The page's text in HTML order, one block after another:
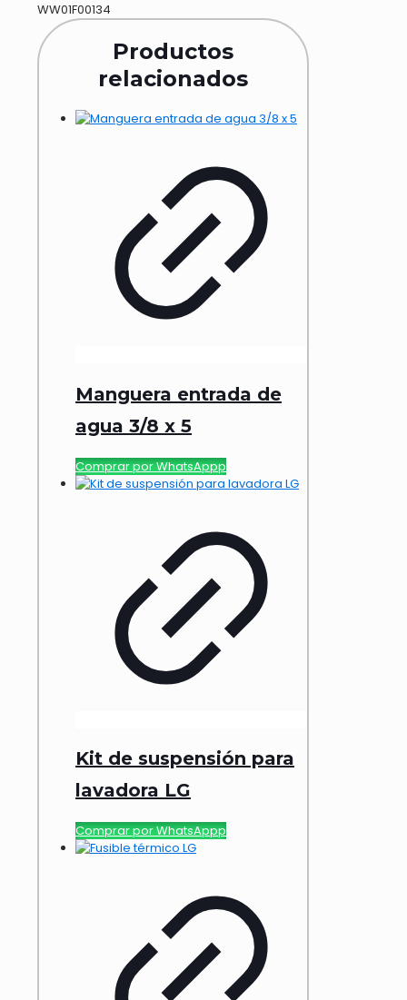
WW01F00134
Productos
relacionados
Manguera entrada de
agua 3/8 x 5
Comprar por WhatsAppp
Kit de suspensión para
lavadora LG
Comprar por WhatsAppp